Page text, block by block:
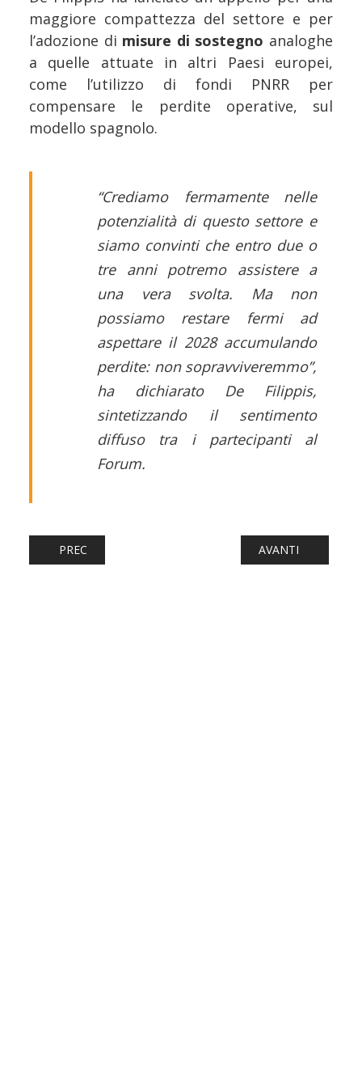
maggiore compattezza del settore e per
l’adozione di misure di sostegno analoghe
a quelle attuate in altri Paesi europei,
come l’utilizzo di fondi PNRR per
compensare le perdite operative, sul
modello spagnolo.
“Crediamo fermamente nelle
potenzialità di questo settore e
siamo convinti che entro due o
tre anni potremo assistere a
una vera svolta. Ma non
possiamo restare fermi ad
aspettare il 2028 accumulando
perdite: non sopravviveremmo”,
ha dichiarato De Filippis,
sintetizzando il sentimento
diffuso tra i partecipanti al
Forum.
ARTICOLO PRECEDENTE: FERROVIE: RUSSIA, RŽD
PREC ARTICOLO
AVANTI